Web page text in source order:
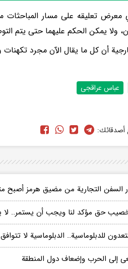
تعليقه على مسار المباحثات مع
ولا يمكن الحكم عليهما حتى يتم
أن كل ما يقال الآن مجرد
عباس عراقجی
أصدقائك:
السفن التجاریة من مضیق هرمز أصبح
حق مؤکد لنا ویجب أن یستمر.. لا
للدبلوماسیة.. الدبلوماسیة لا
إلى الحرب وإضعاف دول المنطقة